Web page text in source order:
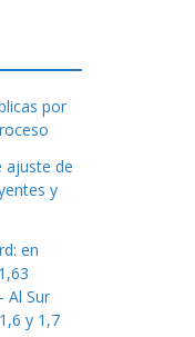
por
ajuste de
y
en
Al Sur
y 1,7